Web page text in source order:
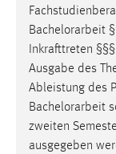
Bachelorarbeit
Inkrafttreten
Ausgabe des
Ableistung des
Bachelorarbeit
zweiten
ausgegeben